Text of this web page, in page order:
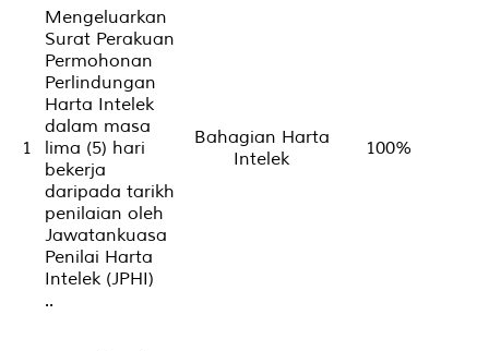
1
Mengeluarkan
Surat Perakuan
Permohonan
Perlindungan
Harta Intelek
dalam masa
lima (5) hari
bekerja
daripada tarikh
penilaian oleh
Jawatankuasa
Penilai Harta
Intelek (JPHI)
..
Bahagian Harta
Intelek
100%